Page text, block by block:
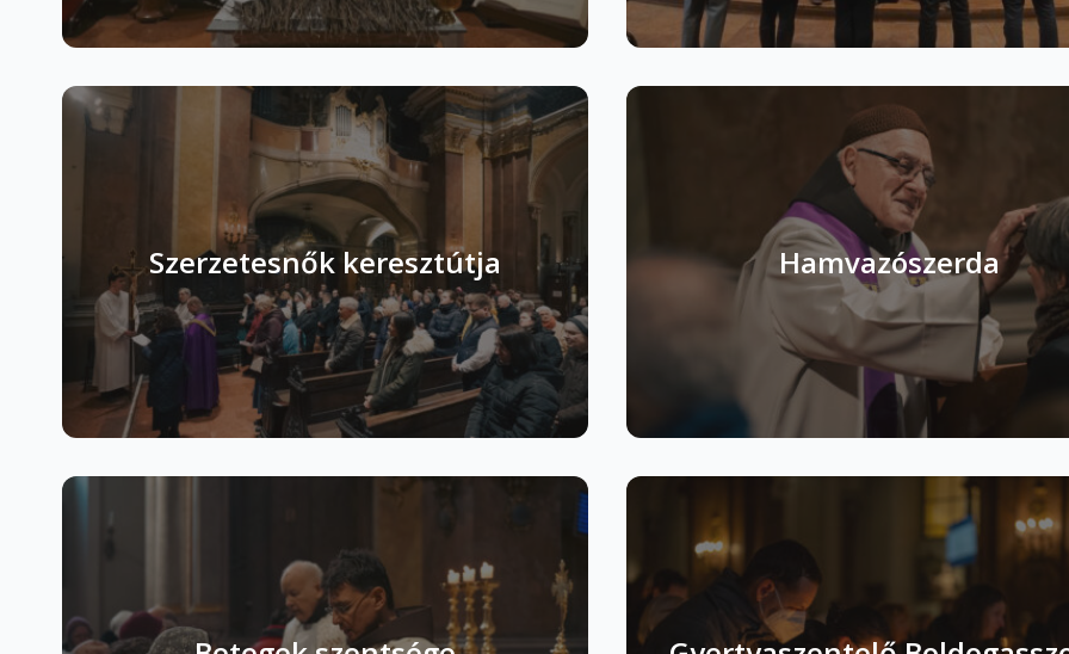
Szerzetesnők keresztútja Hamvazószerda